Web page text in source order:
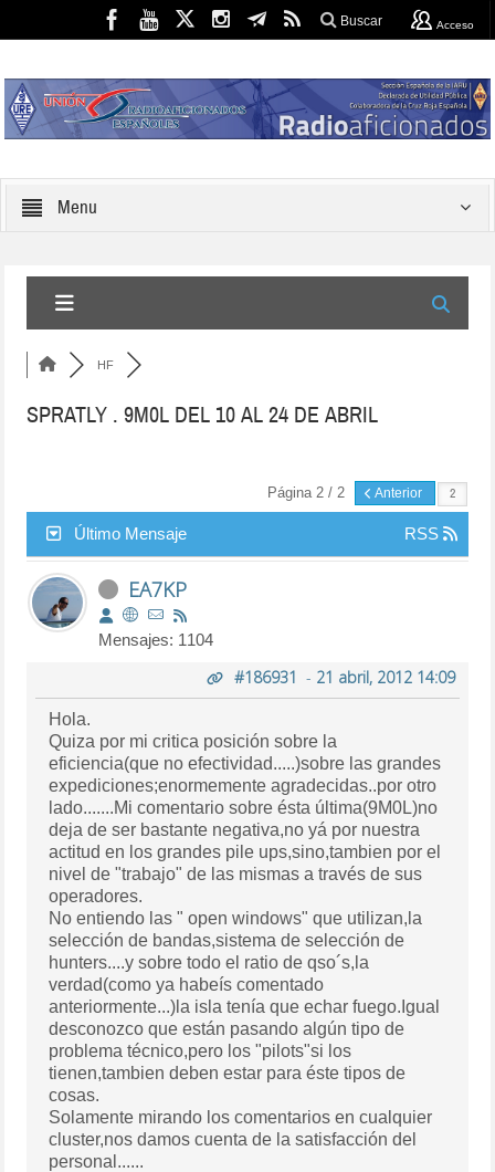
Buscar Acceso
Menu
HF
SPRATLY . 9M0L DEL 10 AL 24 DE ABRIL
Página 2 / 2 Anterior
Último Mensaje RSS
EA7KP
Mensajes: 1104
#186931 - 21 abril, 2012 14:09
Hola.
Quiza por mi critica posición sobre la
eficiencia(que no efectividad.....)sobre las grandes
expediciones;enormemente agradecidas..por otro
lado.......Mi comentario sobre ésta última(9M0L)no
deja de ser bastante negativa,no yá por nuestra
actitud en los grandes pile ups,sino,tambien por el
nivel de "trabajo" de las mismas a través de sus
operadores.
No entiendo las " open windows" que utilizan,la
selección de bandas,sistema de selección de
hunters....y sobre todo el ratio de qso´s,la
verdad(como ya habeís comentado
anteriormente...)la isla tenía que echar fuego.Igual
desconozco que están pasando algún tipo de
problema técnico,pero los "pilots"si los
tienen,tambien deben estar para éste tipos de
cosas.
Solamente mirando los comentarios en cualquier
cluster,nos damos cuenta de la satisfacción del
personal......